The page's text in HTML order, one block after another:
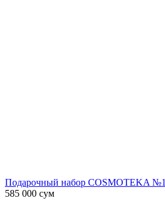
Подарочный набор COSMOTEKA №1
585 000 сум